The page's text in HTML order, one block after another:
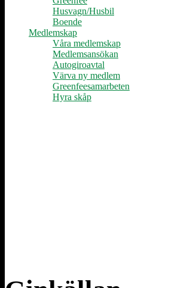
Husvagn/Husbil
Boende
Medlemskap
Våra medlemskap
Medlemsansökan
Autogiroavtal
Värva ny medlem
Greenfeesamarbeten
Hyra skåp